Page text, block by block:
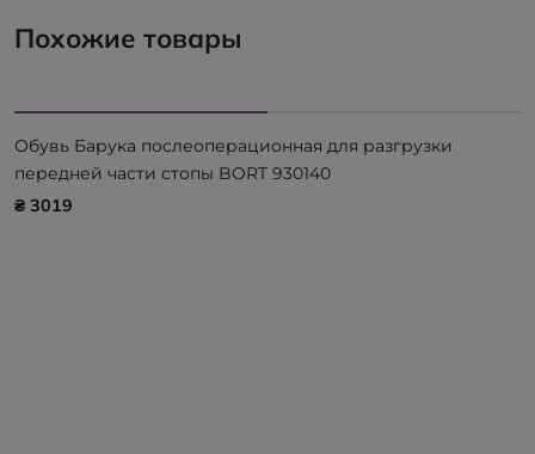
Похожие товары
Обувь Барука послеоперационная для разгрузки
передней части стопы BORT 930140
₴ 3019